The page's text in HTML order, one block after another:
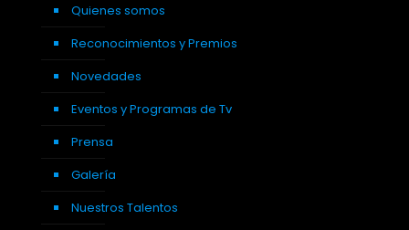
Quienes somos
Reconocimientos y Premios
Novedades
Eventos y Programas de Tv
Prensa
Galería
Nuestros Talentos